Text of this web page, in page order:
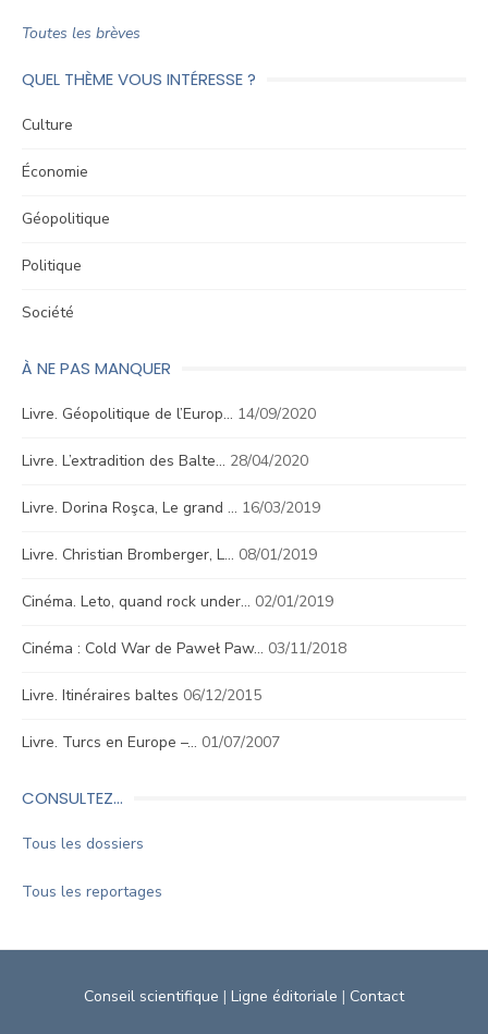
Toutes les brèves
QUEL THÈME VOUS INTÉRESSE ?
Culture
Économie
Géopolitique
Politique
Société
À NE PAS MANQUER
Livre. Géopolitique de l’Europ… 14/09/2020
Livre. L’extradition des Balte… 28/04/2020
Livre. Dorina Roşca, Le grand … 16/03/2019
Livre. Christian Bromberger, L… 08/01/2019
Cinéma. Leto, quand rock under… 02/01/2019
Cinéma : Cold War de Paweł Paw… 03/11/2018
Livre. Itinéraires baltes 06/12/2015
Livre. Turcs en Europe –… 01/07/2007
CONSULTEZ…
Tous les dossiers
Tous les reportages
Conseil scientifique | Ligne éditoriale | Contact